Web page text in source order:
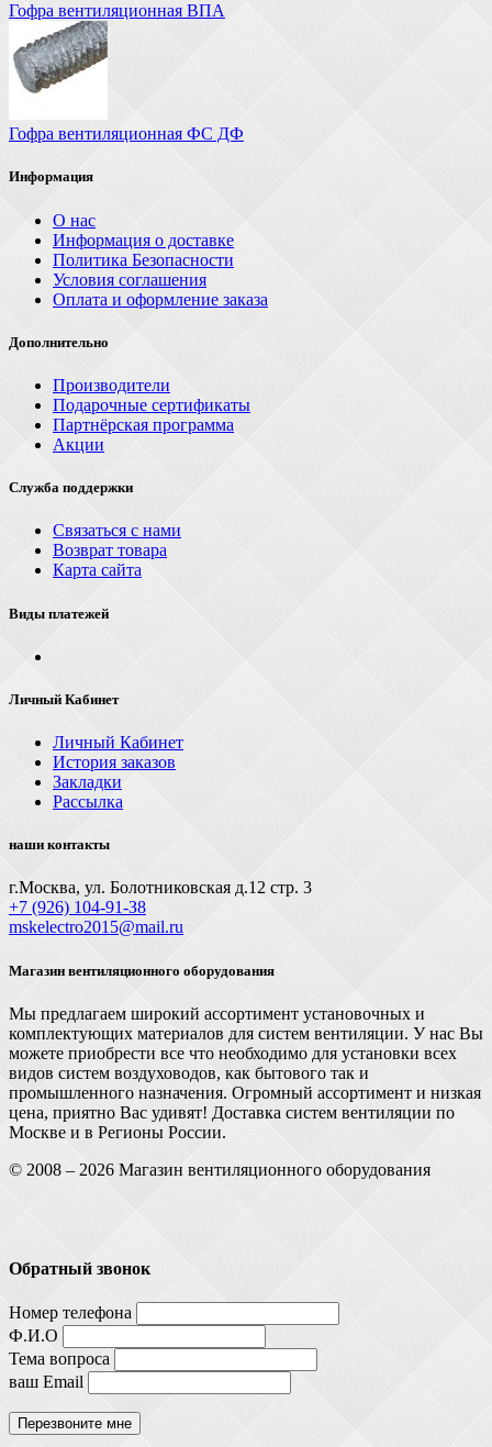
Гофра вентиляционная ВПА
Гофра вентиляционная ФС ДФ
Информация
О нас
Информация о доставке
Политика Безопасности
Условия соглашения
Оплата и оформление заказа
Дополнительно
Производители
Подарочные сертификаты
Партнёрская программа
Акции
Служба поддержки
Связаться с нами
Возврат товара
Карта сайта
Виды платежей
Личный Кабинет
Личный Кабинет
История заказов
Закладки
Рассылка
наши контакты
г.Москва, ул. Болотниковская д.12 стр. 3
+7 (926) 104-91-З8
mskelectro2015@mail.ru
Магазин вентиляционного оборудования
Мы предлагаем широкий ассортимент установочных и
комплектующих материалов для систем вентиляции. У нас Вы
можете приобрести все что необходимо для установки всех
видов систем воздуховодов, как бытового так и
промышленного назначения. Огромный ассортимент и низкая
цена, приятно Вас удивят! Доставка систем вентиляции по
Москве и в Регионы России.
© 2008 – 2026 Магазин вентиляционного оборудования
Обратный звонок
Номер телефона
Ф.И.О
Тема вопроса
ваш Email
Перезвоните мне